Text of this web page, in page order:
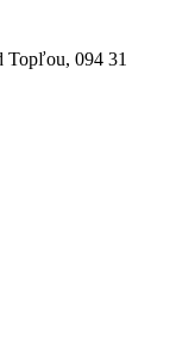
Topľou, 094 31